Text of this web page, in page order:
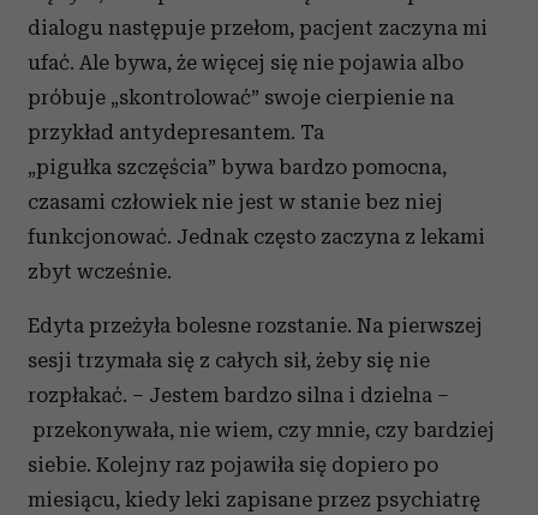
dialogu następuje przełom, pacjent zaczyna mi
ufać. Ale bywa, że więcej się nie pojawia albo
próbuje „skontrolować” swoje cierpienie na
przykład antydepresantem. Ta
„pigułka szczęścia” bywa bardzo pomocna,
czasami człowiek nie jest w stanie bez niej
funkcjonować. Jednak często zaczyna z lekami
zbyt wcześnie.
Edyta przeżyła bolesne rozstanie. Na pierwszej
sesji trzymała się z całych sił, żeby się nie
rozpłakać. – Jestem bardzo silna i dzielna –
przekonywała, nie wiem, czy mnie, czy bardziej
siebie. Kolejny raz pojawiła się dopiero po
miesiącu, kiedy leki zapisane przez psychiatrę